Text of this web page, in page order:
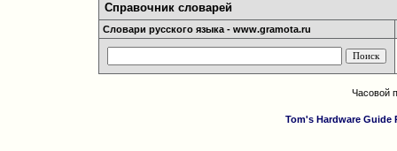
Справочник словарей
Словари русского языка - www.gramota.ru
Часовой
Tom's Hardware Guide